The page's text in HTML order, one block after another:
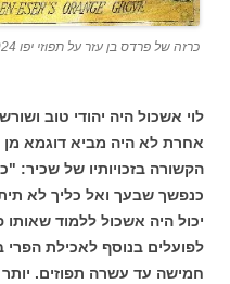
כרזה של פרדס בן עזר על תפוזי יפו 1924
לוי אשכול היה יהודי טוב
אחרת לא היה מביא דוגמא
הקשורה בזכויותיו של שכיר:
כנפשך שבעך ואל כליך לא
יכול היה אשכול ללמוד
לפועלים בנוסף לאכילת
חמישה עד עשרה תפוזים.